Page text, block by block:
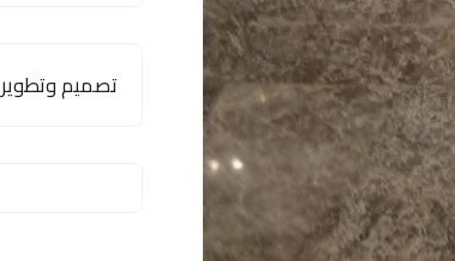
تصميم وتطوير